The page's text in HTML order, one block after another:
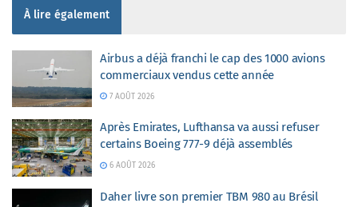
À lire également
Airbus a déjà franchi le cap des 1000 avions
commerciaux vendus cette année
7 AOÛT 2026
Après Emirates, Lufthansa va aussi refuser
certains Boeing 777-9 déjà assemblés
6 AOÛT 2026
Daher livre son premier TBM 980 au Brésil